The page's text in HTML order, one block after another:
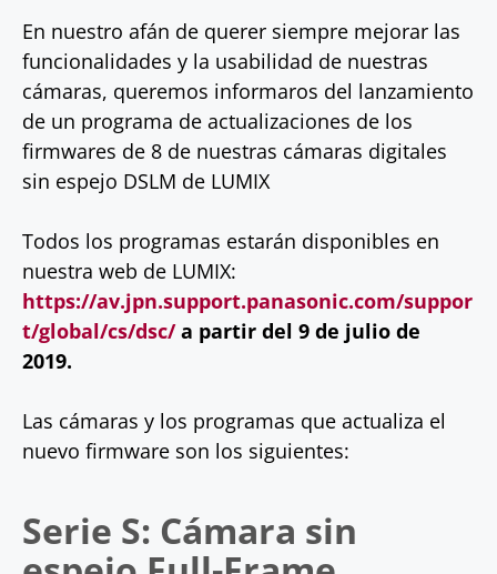
En nuestro afán de querer siempre mejorar las
funcionalidades y la usabilidad de nuestras
cámaras, queremos informaros del lanzamiento
de un programa de actualizaciones de los
firmwares de 8 de nuestras cámaras digitales
sin espejo DSLM de LUMIX
Todos los programas estarán disponibles en
nuestra web de LUMIX:
https://av.jpn.support.panasonic.com/suppor
t/global/cs/dsc/ a partir del 9 de julio de
2019.
Las cámaras y los programas que actualiza el
nuevo firmware son los siguientes:
Serie S: Cámara sin